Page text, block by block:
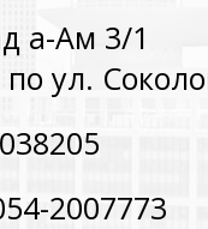
а-Ам 3/1
ул.
2007773